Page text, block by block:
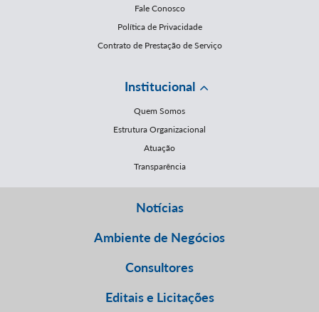
Fale Conosco
Política de Privacidade
Contrato de Prestação de Serviço
Institucional
Quem Somos
Estrutura Organizacional
Atuação
Transparência
Notícias
Ambiente de Negócios
Consultores
Editais e Licitações